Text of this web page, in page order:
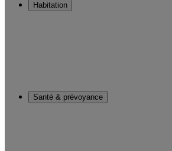
Habitation
Santé & prévoyance